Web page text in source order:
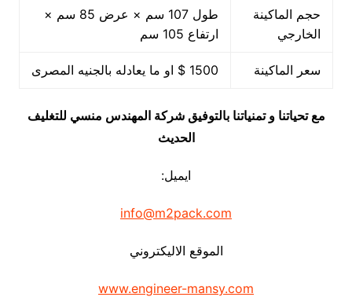
حجم الماكينة
الخارجي
طول 107 سم × عرض 85 سم ×
ارتفاع 105 سم
سعر الماكينة 1500 $ او ما يعادله بالجنيه المصرى
مع تحياتنا و تمنياتنا بالتوفيق شركة المهندس منسي للتغليف
الحديث
ايميل:
info@m2pack.com
الموقع الاليكتروني
www.engineer-mansy.com